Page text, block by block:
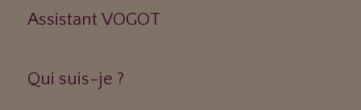
Assistant VOGOT
Qui suis-je ?